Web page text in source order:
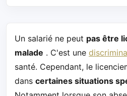
Un salarié ne peut pas être
malade . C'est une
santé. Cependant, le
dans certaines situations